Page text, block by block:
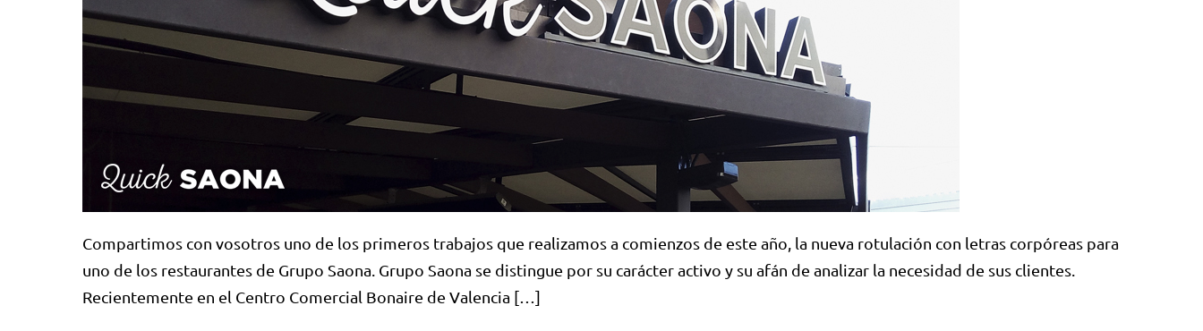
Compartimos con vosotros uno de los primeros trabajos que realizamos a comienzos de este año, la nueva rotulación con letras corpóreas para
uno de los restaurantes de Grupo Saona. Grupo Saona se distingue por su carácter activo y su afán de analizar la necesidad de sus clientes.
Recientemente en el Centro Comercial Bonaire de Valencia […]